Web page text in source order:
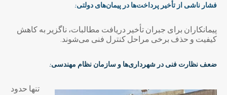
فشار ناشی از تأخیر پرداخت‌ها در پیمان‌های دولتی:
پیمانکاران برای جبران تأخیر دریافت مطالبات، ناگزیر به کاهش
کیفیت و حذف برخی مراحل کنترل فنی می‌شوند.
ضعف نظارت فنی در شهرداری‌ها و سازمان نظام مهندسی:
تنها حدود